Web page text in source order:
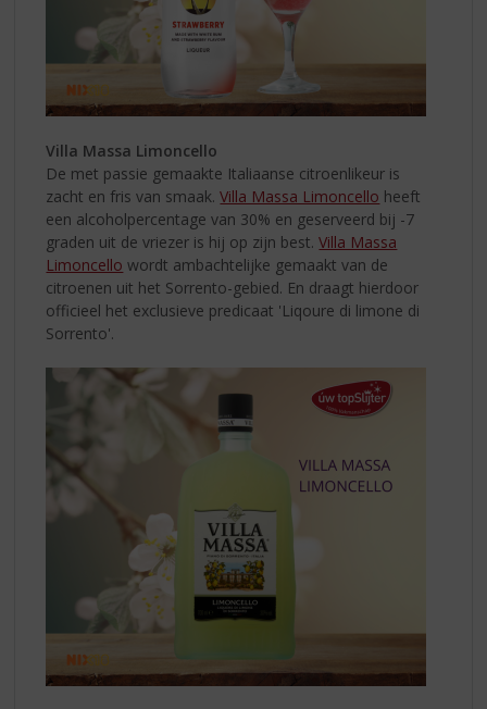
Villa Massa Limoncello
De met passie gemaakte Italiaanse citroenlikeur is
zacht en fris van smaak.Villa Massa Limoncello heeft
een alcoholpercentage van 30% en geserveerd bij -7
graden uit de vriezer is hij op zijn best.Villa Massa
Limoncello wordt ambachtelijke gemaakt van de
citroenen uit het Sorrento-gebied. En draagt hierdoor
officieel het exclusieve predicaat 'Liqoure di limone di
Sorrento'.